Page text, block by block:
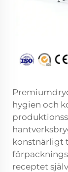
hygien och
konstnärligt
receptet